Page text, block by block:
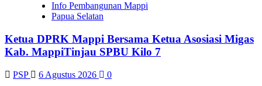
Info Pembangunan Mappi
Papua Selatan
Ketua DPRK Mappi Bersama Ketua Asosiasi Migas
Kab. MappiTinjau SPBU Kilo 7
PSP 6 Agustus 2026 0